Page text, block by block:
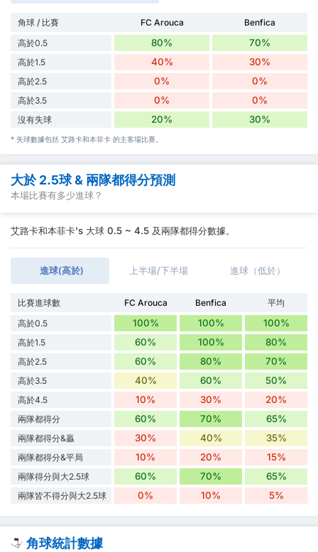
角球 / 比賽 FC Arouca
Benfica
高於0.5
80% 70%
高於1.5 40% 30%
高於2.5 0% 0%
高於3.5 0% 0%
沒有失球 20% 30%
* 失球數據包括 艾路卡和本菲卡 的主客場比賽。
大於 2.5球 & 兩隊都得分預測
本場比賽有多少進球？
艾路卡和本菲卡's 大球 0.5 ~ 4.5 及兩隊都得分數據。
進球(高於) 上半場/下半場 進球（低於）
比賽進球數 FC Arouca Benfica
平均
高於0.5
100% 100% 100%
高於1.5 60% 100% 80%
高於2.5 60% 80% 70%
高於3.5 40% 60% 50%
高於4.5 10% 30% 20%
兩隊都得分 60% 70% 65%
兩隊都得分&贏 30% 40% 35%
兩隊都得分&平局 10% 20% 15%
兩隊得分與大2.5球 60% 70% 65%
兩隊皆不得分與大2.5球 0% 10% 5%
角球統計數據